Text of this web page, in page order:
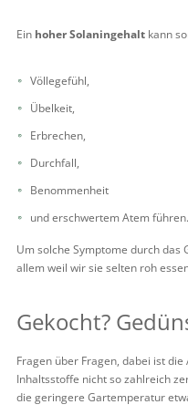
Ein hoher Solaningehalt kann
Völlegefühl,
Übelkeit,
Erbrechen,
Durchfall,
Benommenheit
und erschwertem Atem führen.
Um solche Symptome durch das
allem weil wir sie selten roh
Gekocht?
Fragen über Fragen, dabei ist
Inhaltsstoffe nicht so zahlreich
die geringere Gartemperatur